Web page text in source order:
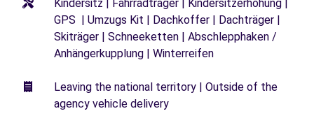
Kindersitz | Fahrradträger | Kindersitzerhöhung |
GPS | Umzugs Kit | Dachkoffer | Dachträger |
Skiträger | Schneeketten | Abschlepphaken /
Anhängerkupplung | Winterreifen
Leaving the national territory | Outside of the
agency vehicle delivery